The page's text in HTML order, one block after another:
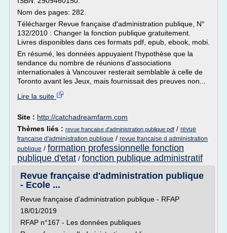
Nom des pages: 282.
Télécharger Revue française d'administration publique, N°
132/2010 : Changer la fonction publique gratuitement.
Livres disponibles dans ces formats pdf, epub, ebook, mobi.
En résumé, les données appuyaient l'hypothèse que la
tendance du nombre de réunions d'associations
internationales à Vancouver resterait semblable à celle de
Toronto avant les Jeux, mais fournissait des preuves non...
Lire la suite
Site : http://catchadreamfarm.com
Thèmes liés : revue francaise d'administration publique pdf / revue
francaise d'administration publique / revue francaise d administration
publique / formation professionnelle fonction
publique d'etat / fonction publique administratif
Revue française d'administration publique
- Ecole ...
Revue française d'administration publique - RFAP
18/01/2019
RFAP n°167 - Les données publiques